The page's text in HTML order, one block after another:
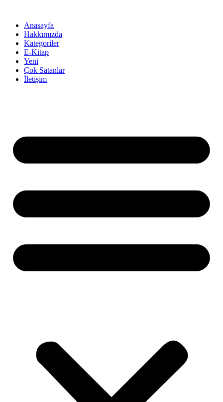
Anasayfa
Hakkımızda
Kategoriler
E-Kitap
Yeni
Çok Satanlar
İletişim